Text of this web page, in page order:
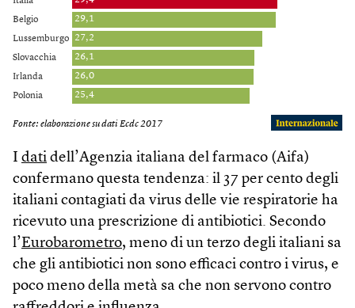
I dati dell’Agenzia italiana del farmaco (Aifa)
confermano questa tendenza: il 37 per cento degli
italiani contagiati da virus delle vie respiratorie ha
ricevuto una prescrizione di antibiotici. Secondo
l’Eurobarometro, meno di un terzo degli italiani sa
che gli antibiotici non sono efficaci contro i virus, e
poco meno della metà sa che non servono contro